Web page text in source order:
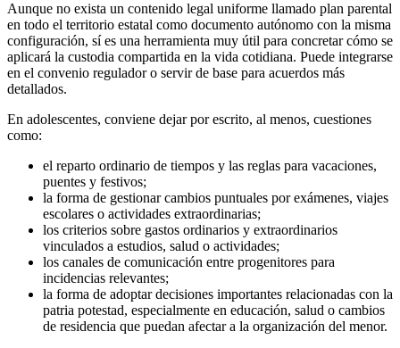
Aunque no exista un contenido legal uniforme llamado plan parental
en todo el territorio estatal como documento autónomo con la misma
configuración, sí es una herramienta muy útil para concretar cómo se
aplicará la custodia compartida en la vida cotidiana. Puede integrarse
en el convenio regulador o servir de base para acuerdos más
detallados.
En adolescentes, conviene dejar por escrito, al menos, cuestiones
como:
el reparto ordinario de tiempos y las reglas para vacaciones,
puentes y festivos;
la forma de gestionar cambios puntuales por exámenes, viajes
escolares o actividades extraordinarias;
los criterios sobre gastos ordinarios y extraordinarios
vinculados a estudios, salud o actividades;
los canales de comunicación entre progenitores para
incidencias relevantes;
la forma de adoptar decisiones importantes relacionadas con la
patria potestad, especialmente en educación, salud o cambios
de residencia que puedan afectar a la organización del menor.